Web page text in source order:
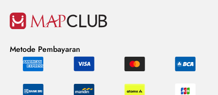
Metode Pembayaran